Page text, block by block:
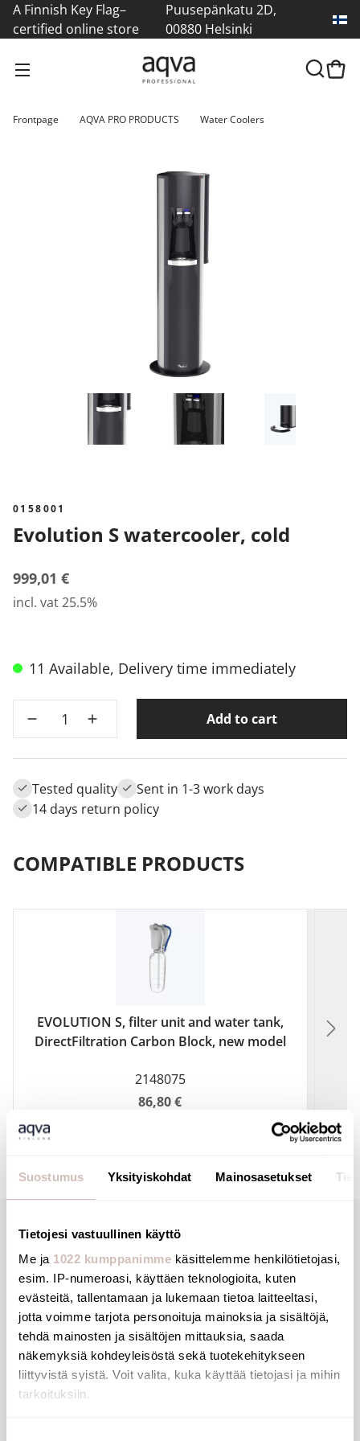
Suostumus Yksityiskohdat Mainosasetukset
Tietojesi vastuullinen käyttö
Me ja 1022 kumppanimme käsittelemme henkilötietojasi,
esim. IP-numeroasi, käyttäen teknologioita, kuten
evästeitä, tallentamaan ja lukemaan tietoa laitteeltasi,
jotta voimme tarjota personoituja mainoksia ja sisältöjä,
tehdä mainosten ja sisältöjen mittauksia, saada
näkemyksiä kohdeyleisöstä sekä tuotekehitykseen
liittyvistä syistä. Voit valita, kuka käyttää tietojasi ja mihin
tarkoituksiin.
A Finnish Key Flag–
certified online store
Puusepänkatu 2D,
00880 Helsinki
Frontpage AQVA PRO PRODUCTS Water Coolers
0158001
Evolution S watercooler, cold
999,01 €
incl. vat 25.5%
11 Available, Delivery time immediately
Add to cart
Tested quality
Sent in 1-3 work days
14 days return policy
COMPATIBLE PRODUCTS
EVOLUTION S, filter unit and water tank,
DirectFiltration Carbon Block, new model
2148075
86,80 €
Description
Files